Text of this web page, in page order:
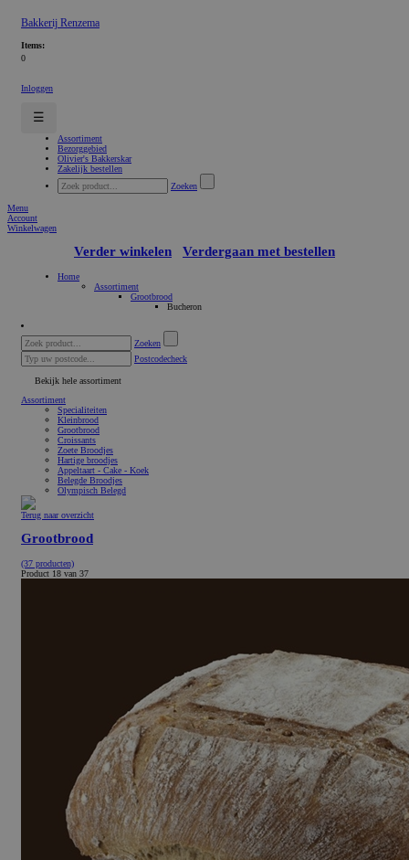
Bakkerij Renzema
Items:
0
Inloggen
☰
Assortiment
Bezorggebied
Olivier's Bakkerskar
Zakelijk bestellen
Zoeken
Menu
Account
Winkelwagen
Verder winkelen Verdergaan met bestellen
Home
Assortiment
Grootbrood
Bucheron
Zoeken
Postcodecheck
Bekijk hele assortiment
Assortiment
Specialiteiten
Kleinbrood
Grootbrood
Croissants
Zoete Broodjes
Hartige broodjes
Appeltaart - Cake - Koek
Belegde Broodjes
Olympisch Belegd
Terug naar overzicht
Grootbrood
(37 producten)
Product 18 van 37